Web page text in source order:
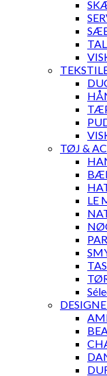
TØJ &
LE